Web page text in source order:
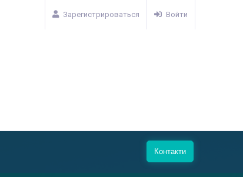
Зарегистрироваться Войти
Контакти